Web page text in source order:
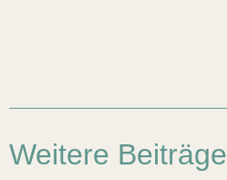
Weitere Beiträge